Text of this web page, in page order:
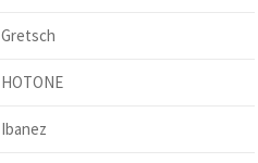
Gretsch
HOTONE
Ibanez